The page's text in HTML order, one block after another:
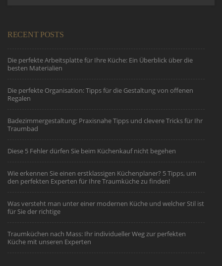
RECENT POSTS
Die perfekte Arbeitsplatte für Ihre Küche: Ein Überblick über die
besten Materialien
Die perfekte Organisation: Tipps für die Gestaltung von offenen
Regalen
Badezimmergestaltung: Praxisnahe Tipps und clevere Tricks für Ihr
Traumbad
Diese 5 Fehler dürfen Sie beim Küchenkauf nicht begehen
Wie erkennen Sie einen erstklassigen Küchenplaner? 5 Tipps, um
den perfekten Experten für Ihre Traumküche zu finden!
Was versteht man unter einer modernen Küche und welcher Stil ist
für Sie der richtige
Traumküchen nach Mass: Ihr individueller Weg zur perfekten
Küche mit unseren Experten